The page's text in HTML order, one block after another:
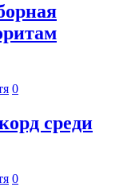
0
среди
0